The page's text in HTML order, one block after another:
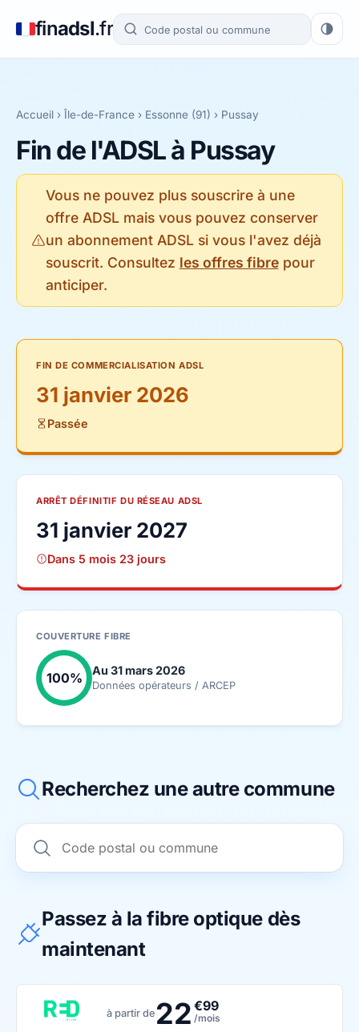
finadsl.fr
Accueil › Île-de-France › Essonne (91) › Pussay
Fin de l'ADSL à Pussay
Vous ne pouvez plus souscrire à une
offre ADSL mais vous pouvez conserver
un abonnement ADSL si vous l'avez déjà
souscrit. Consultez les offres fibrepour
anticiper.
FIN DE COMMERCIALISATION ADSL
31 janvier 2026
Passée
ARRÊT DÉFINITIF DU RÉSEAU ADSL
31 janvier 2027
Dans 5 mois 23 jours
COUVERTURE FIBRE
100% Au 31 mars 2026
Données opérateurs / ARCEP
Recherchez une autre commune
Passez à la fibre optique dès
maintenant
à partir de 22 €99
/mois